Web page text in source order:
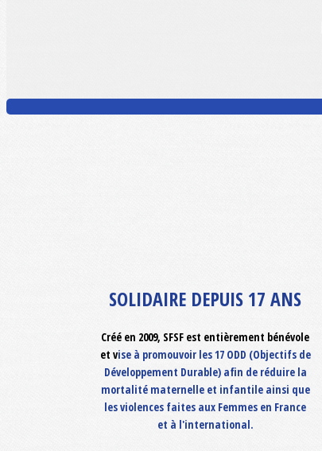
SOLIDAIRE DEPUIS 17 ANS
Créé en 2009, SFSF est entièrement bénévole
et vise à promouvoir les 17 ODD (Objectifs de
Développement Durable) afin de réduire la
mortalité maternelle et infantile ainsi que
les violences faites aux Femmes en France
et à l'international.